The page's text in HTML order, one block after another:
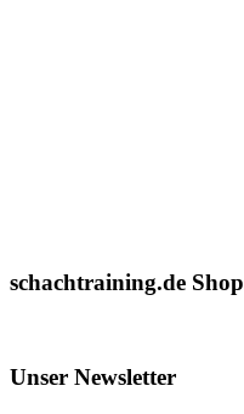
schachtraining.de Shop
Unser Newsletter